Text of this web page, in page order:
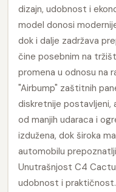
dizajn, udobnost i
model donosi
dok i dalje zadržava
čine posebnim na
promena u odnosu na
"Airbump" zaštitnih
diskretnije postavljeni,
od manjih udaraca i
izdužena, dok široka
automobilu
Unutrašnjost C4
udobnost i